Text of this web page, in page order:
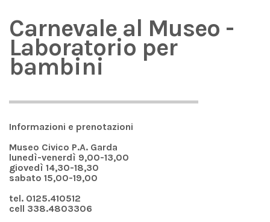
Carnevale al Museo -
Laboratorio per
bambini
Informazioni e prenotazioni
Museo Civico P.A. Garda
lunedì-venerdì 9,00-13,00
giovedì 14,30-18,30
sabato 15,00-19,00
tel. 0125.410512
cell 338.4803306